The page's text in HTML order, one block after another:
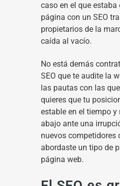
caso en el que estaba
página con un SEO
propietarios de la
caída al vacío.
No está demás
SEO que te audite la
las pautas con las
quieres que tu
estable en el tiempo y
abajo ante una
nuevos competidores
abordaste un tipo de
página web.